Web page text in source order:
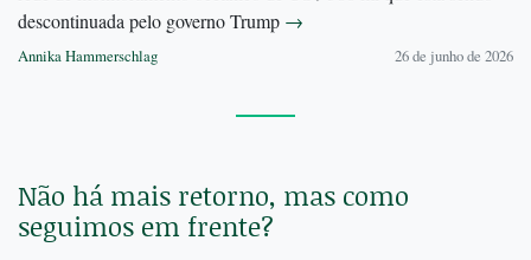
descontinuada pelo governo Trump →
Annika Hammerschlag 26 de junho de 2026
Não há mais retorno, mas como
seguimos em frente?